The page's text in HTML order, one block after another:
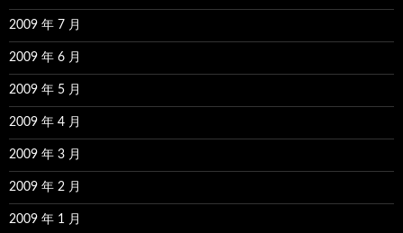
2009 年 7 月
2009 年 6 月
2009 年 5 月
2009 年 4 月
2009 年 3 月
2009 年 2 月
2009 年 1 月